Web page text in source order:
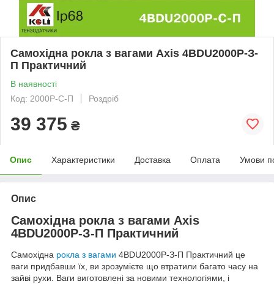
Самохідна рокла з вагами Ахіѕ 4BDU2000Р-З-
П Практичний
В наявності
Код: 2000Р-С-П
Роздріб
39 375 ₴
Опис Характеристики Доставка Оплата Умови
Опис
Самохідна рокла з вагами Ахіѕ
4BDU2000Р-З-П Практичний
Самохідна рокла з вагами 4BDU2000Р-З-П Практичний це
ваги придбавши їх, ви зрозумієте що втратили багато часу на
зайві рухи. Ваги виготовлені за новими технологіями, і